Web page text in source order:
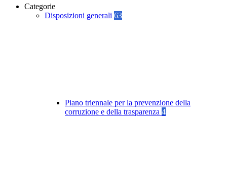
Categorie
Disposizioni generali 63
Piano triennale per la prevenzione della
corruzione e della trasparenza 4